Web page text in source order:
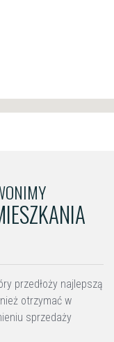
przedłoży najlepszą
otrzymać w
sprzedaży